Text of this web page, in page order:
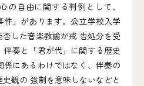
自由に関する判例として、
件」があります。公立学校入学
した音楽教諭が戒 告処分を受
奏と「君が代」に関する歴史
にあるわけではなく、伴奏の
観の 強制を意味しないなどと